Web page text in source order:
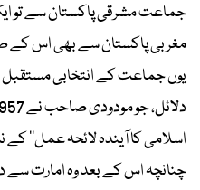
جماعت مشرقی پاکستان سے تو
مغربی پاکستان سے بھی اس کے
یوں جماعت کے انتخابی
اسلامی کا آیندہ لائحہ عمل‘‘
چنانچہ اس کے بعد وہ امارت سے